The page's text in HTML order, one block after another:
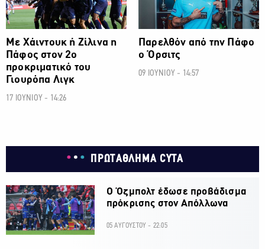
Με Χάιντουκ ή Ζίλινα η
Πάφος στον 2ο
προκριματικό του
Γιουρόπα Λιγκ
17 ΙΟΥΝΙΟΥ - 14:26
Παρελθόν από την Πάφο
ο Όρσιτς
09 ΙΟΥΝΙΟΥ - 14:57
ΠΡΩΤΑΘΛΗΜΑ CYTA
Ο Όζμπολτ έδωσε προβάδισμα
πρόκρισης στον Απόλλωνα
05 ΑΥΓΟΥΣΤΟΥ - 22:05